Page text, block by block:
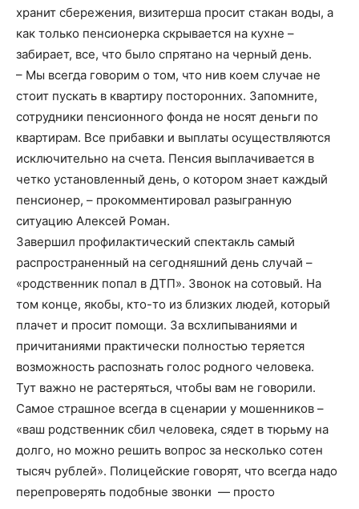
хранит сбережения, визитерша просит стакан воды, а
как только пенсионерка скрывается на кухне –
забирает, все, что было спрятано на черный день.
– Мы всегда говорим о том, что нив коем случае не
стоит пускать в квартиру посторонних. Запомните,
сотрудники пенсионного фонда не носят деньги по
квартирам. Все прибавки и выплаты осуществляются
исключительно на счета. Пенсия выплачивается в
четко установленный день, о котором знает каждый
пенсионер, – прокомментировал разыгранную
ситуацию Алексей Роман.
Завершил профилактический спектакль самый
распространенный на сегодняшний день случай –
«родственник попал в ДТП». Звонок на сотовый. На
том конце, якобы, кто-то из близких людей, который
плачет и просит помощи. За всхлипываниями и
причитаниями практически полностью теряется
возможность распознать голос родного человека.
Тут важно не растеряться, чтобы вам не говорили.
Самое страшное всегда в сценарии у мошенников –
«ваш родственник сбил человека, сядет в тюрьму на
долго, но можно решить вопрос за несколько сотен
тысяч рублей». Полицейские говорят, что всегда надо
перепроверять подобные звонки — просто